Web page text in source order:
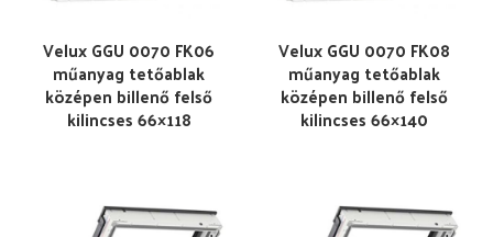
Velux GGU 0070 FK06
műanyag tetőablak
középen billenő felső
kilincses 66×118
Velux GGU 0070 FK08
műanyag tetőablak
középen billenő felső
kilincses 66×140